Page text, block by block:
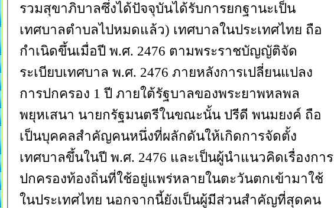
รวมสุขาภิบาลซึ่งได้ปัจจุบันได้รับการยกฐานะเป็น
เทศบาลตำบลไปหมดแล้ว) เทศบาลในประเทศไทย ถือ
กำเนิดขึ้นเมื่อปี พ.ศ. 2476 ตามพระราชบัญญัติจัด
ระเบียบเทศบาล พ.ศ. 2476 ภายหลังการเปลี่ยนแปลง
การปกครอง 1 ปี ภายใต้รัฐบาลของพระยาพหลพล
พยุหเสนา นายกรัฐมนตรีในขณะนั้น ปรีดี พนมยงค์ ถือ
เป็นบุคคลสำคัญคนหนึ่งที่ผลักดันให้เกิดการจัดตั้ง
เทศบาลขึ้นในปี พ.ศ. 2476 และเป็นผู้นำแนวคิดเรื่องการ
ปกครองท้องถิ่นที่ใช้อยู่แพร่หลายในตะวันตกเข้ามาใช้
ในประเทศไทย นอกจากนี้ยังเป็นผู้มีส่วนสำคัญที่สุดคน